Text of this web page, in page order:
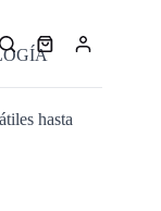
Carro
compra